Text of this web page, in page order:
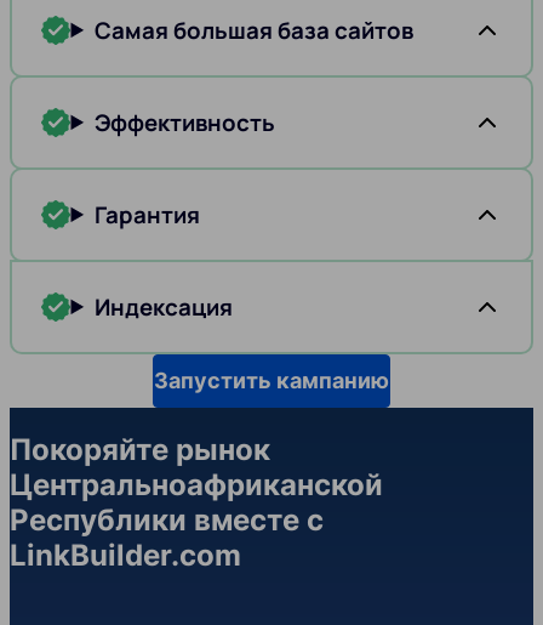
Самая большая база сайтов
Эффективность
Гарантия
Индексация
Запустить кампанию
Покоряйте рынок
Центральноафриканской
Республики вместе с
LinkBuilder.com